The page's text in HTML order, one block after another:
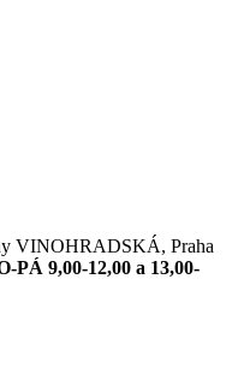
VINOHRADSKÁ, Praha
PÁ 9,00-12,00 a 13,00-